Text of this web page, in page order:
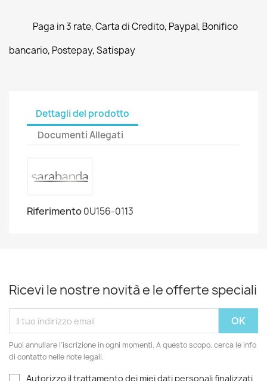
Paga in 3 rate, Carta di Credito, Paypal, Bonifico
bancario, Postepay, Satispay
Dettagli del prodotto
Documenti Allegati
Riferimento0U156-0113
Ricevi le nostre novità e le offerte speciali
Puoi annullare l'iscrizione in ogni momenti. A questo scopo, cerca le info
di contatto nelle note legali.
Autorizzo il trattamento dei miei dati personali finalizzati